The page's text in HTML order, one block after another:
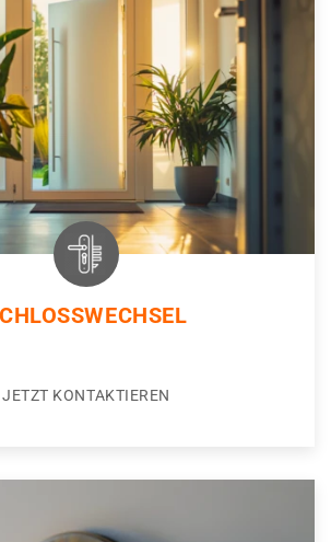
JETZT KONTAKTIEREN